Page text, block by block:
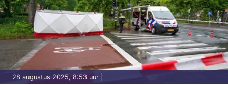
28 augustus 2025, 8:53 uur